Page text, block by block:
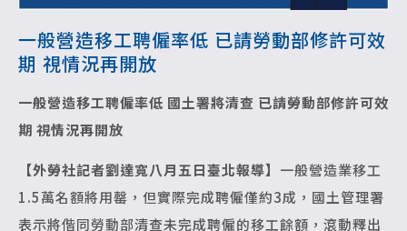
一般營造移工聘僱率低 已請勞動部修許可效
期 視情況再開放
一般營造移工聘僱率低 國土署將清查 已請勞動部修許可效
期 視情況再開放
【外勞社記者劉達寬八月五日臺北報導】 一般營造業移工
1.5萬名額將用罄，但實際完成聘僱僅約3成，國土管理署
表示將偕同勞動部清查未完成聘僱的移工餘額，滾動釋出